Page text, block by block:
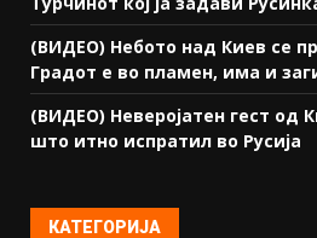
(ВИДЕО) Небото над Киев се
Градот е во пламен, има и
(ВИДЕО) Неверојатен гест од
што итно испратил во Русија
КАТЕГОРИЈА